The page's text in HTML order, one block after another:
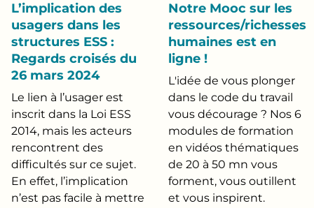
L’implication des
usagers dans les
structures ESS :
Regards croisés du
26 mars 2024
Le lien à l’usager est
inscrit dans la Loi ESS
2014, mais les acteurs
rencontrent des
difficultés sur ce sujet.
En effet, l’implication
n’est pas facile à mettre
Notre Mooc sur les
ressources/richesses
humaines est en
ligne !
L'idée de vous plonger
dans le code du travail
vous décourage ? Nos 6
modules de formation
en vidéos thématiques
de 20 à 50 mn vous
forment, vous outillent
et vous inspirent.